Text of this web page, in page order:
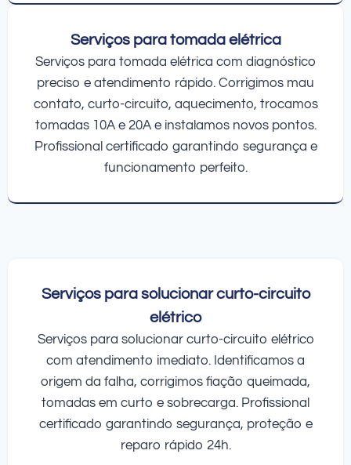
Serviços para tomada elétrica
Serviços para tomada elétrica com diagnóstico
preciso e atendimento rápido. Corrigimos mau
contato, curto-circuito, aquecimento, trocamos
tomadas 10A e 20A e instalamos novos pontos.
Profissional certificado garantindo segurança e
funcionamento perfeito.
Serviços para solucionar curto-circuito
elétrico
Serviços para solucionar curto-circuito elétrico
com atendimento imediato. Identificamos a
origem da falha, corrigimos fiação queimada,
tomadas em curto e sobrecarga. Profissional
certificado garantindo segurança, proteção e
reparo rápido 24h.